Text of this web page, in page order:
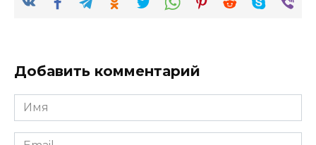
Добавить комментарий
Имя
*
Email